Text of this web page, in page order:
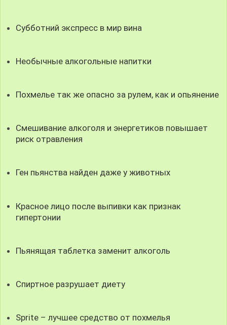
Субботний экспресс в мир вина
Необычные алкогольные напитки
Похмелье так же опасно за рулем, как и опьянение
Смешивание алкоголя и энергетиков повышает
риск отравления
Ген пьянства найден даже у животных
Красное лицо после выпивки как признак
гипертонии
Пьянящая таблетка заменит алкоголь
Спиртное разрушает диету
Sprite – лучшее средство от похмелья